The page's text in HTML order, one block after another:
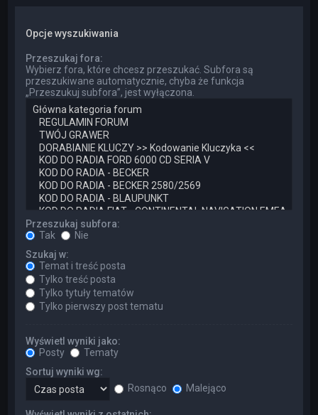
Opcje wyszukiwania
Przeszukaj fora:
Wybierz fora, które chcesz przeszukać. Subfora są
przeszukiwane automatycznie, chyba że funkcja
„Przeszukuj subfora”, jest wyłączona.
Przeszukaj subfora:
Tak
Nie
Szukaj w:
Temat i treść posta
Tylko treść posta
Tylko tytuły tematów
Tylko pierwszy post tematu
Wyświetl wyniki jako:
Posty
Tematy
Sortuj wyniki wg:
Rosnąco
Malejąco